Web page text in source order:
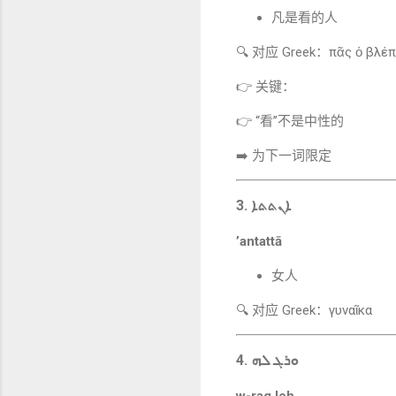
凡是看的人
🔍 对应 Greek：πᾶς ὁ
👉 关键：
👉 “看”不是中性的
➡️ 为下一词限定
3. ܐܢܬܬܐ
’antattā
女人
🔍 对应 Greek：γυναῖκα
4. ܘܪܓ ܠܗ